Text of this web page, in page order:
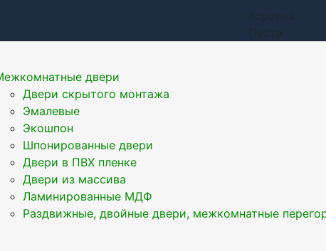
Корзина
Пуста
двери
Двери скрытого монтажа
Эмалевые
Экошпон
Шпонированные двери
Двери в ПВХ пленке
Двери из массива
Ламинированные МДФ
Раздвижные, двойные двери, межкомнатные